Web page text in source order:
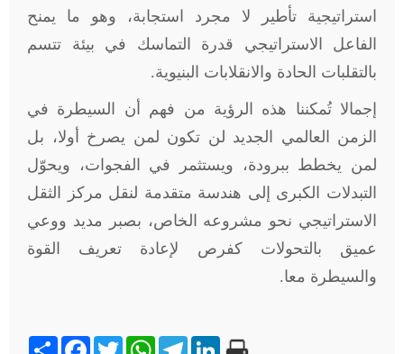
استراتيجية تأطير لا مجرد استجابة، وهو ما يمنح
الفاعل الاستراتيجي قدرة التماسك في بيئة تتسم
بالتقلبات الحادة والانقلابات البنيوية.
إجمالا تُمكننا هذه الرؤية من فهم أن السيطرة في
الزمن العالمي الجديد لن تكون لمن يصرخ أولا، بل
لمن يخطط ببرودة، ويستثمر في الفجوات، ويحوّل
التبدلات الكبرى إلى هندسة متقدمة لنقل مركز الثقل
الاستراتيجي نحو مشروعه الخاص، بصبر مديد ووعي
عميق بالتحولات كفرص لإعادة تعريف القوة
والسيطرة معا.
Share
FacebookTwitter
WhatsApp
Telegram
LinkedIn